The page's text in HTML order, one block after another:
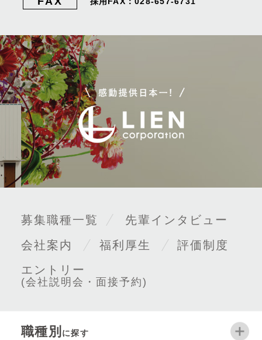
募集職種一覧
先輩インタビュー
会社案内
福利厚生
評価制度
エントリー
(会社説明会・面接予約)
職種別 に探す